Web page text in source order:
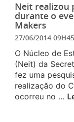
Neit realizou
durante o
Makers
27/06/2014 09H45
O Núcleo de
(Neit) da
fez uma
realização do
ocorreu no …